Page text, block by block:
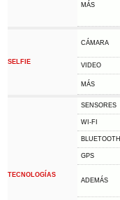
MÁS
SELFIE
CÁMARA
VIDEO
MÁS
TECNOLOGÍAS
SENSORES
WI-FI
BLUETOOTH
GPS
ADEMÁS